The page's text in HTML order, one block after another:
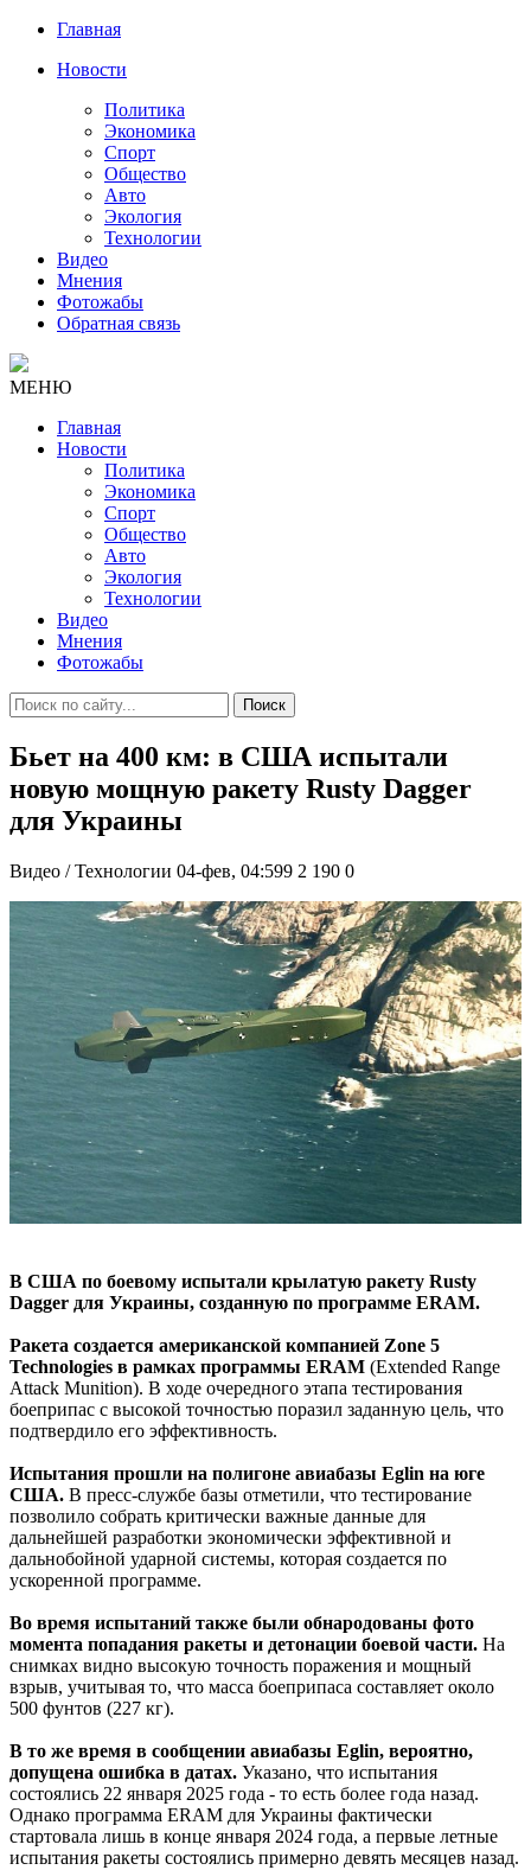
Главная
Новости
Политика
Экономика
Спорт
Общество
Авто
Экология
Технологии
Видео
Мнения
Фотожабы
Обратная связь
МЕНЮ
Главная
Новости
Политика
Экономика
Спорт
Общество
Авто
Экология
Технологии
Видео
Мнения
Фотожабы
Поиск
Бьет на 400 км: в США испытали
новую мощную ракету Rusty Dagger
для Украины
Видео / Технологии 04-фев, 04:599 2 190 0
В США по боевому испытали крылатую ракету Rusty
Dagger для Украины, созданную по программе ERAM.
Ракета создается американской компанией Zone 5
Technologies в рамках программы ERAM (Extended Range
Attack Munition). В ходе очередного этапа тестирования
боеприпас с высокой точностью поразил заданную цель, что
подтвердило его эффективность.
Испытания прошли на полигоне авиабазы Eglin на юге
США. В пресс-службе базы отметили, что тестирование
позволило собрать критически важные данные для
дальнейшей разработки экономически эффективной и
дальнобойной ударной системы, которая создается по
ускоренной программе.
Во время испытаний также были обнародованы фото
момента попадания ракеты и детонации боевой части. На
снимках видно высокую точность поражения и мощный
взрыв, учитывая то, что масса боеприпаса составляет около
500 фунтов (227 кг).
В то же время в сообщении авиабазы Eglin, вероятно,
допущена ошибка в датах. Указано, что испытания
состоялись 22 января 2025 года - то есть более года назад.
Однако программа ERAM для Украины фактически
стартовала лишь в конце января 2024 года, а первые летные
испытания ракеты состоялись примерно девять месяцев назад.